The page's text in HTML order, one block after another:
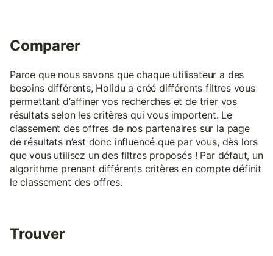
Comparer
Parce que nous savons que chaque utilisateur a des
besoins différents, Holidu a créé différents filtres vous
permettant d’affiner vos recherches et de trier vos
résultats selon les critères qui vous importent. Le
classement des offres de nos partenaires sur la page
de résultats n’est donc influencé que par vous, dès lors
que vous utilisez un des filtres proposés ! Par défaut, un
algorithme prenant différents critères en compte définit
le classement des offres.
Trouver